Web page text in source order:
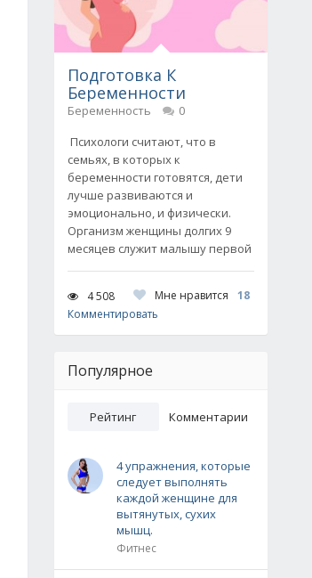
Подготовка К
Беременности
Беременность
0
Психологи считают, что в
семьях, в которых к
беременности готовятся, дети
лучше развиваются и
эмоционально, и физически.
Организм женщины долгих 9
месяцев служит малышу первой
4 508 Мне нравится
18
Комментировать
Популярное
Рейтинг Комментарии
4 упражнения, которые
следует выполнять
каждой женщине для
вытянутых, сухих
мышц.
Фитнес